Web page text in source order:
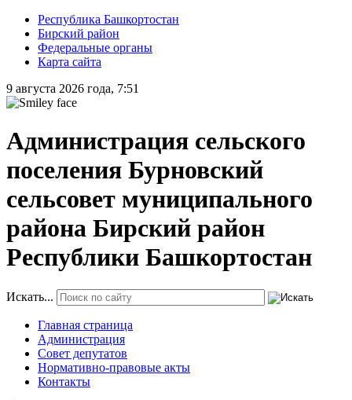
Республика Башкортостан
Бирский район
Федеральные органы
Карта сайта
9 августа 2026 года, 7:51
Администрация сельского
поселения Бурновский
сельсовет муниципального
района Бирский район
Республики Башкортостан
Искать...
Главная страница
Администрация
Совет депутатов
Нормативно-правовые акты
Контакты